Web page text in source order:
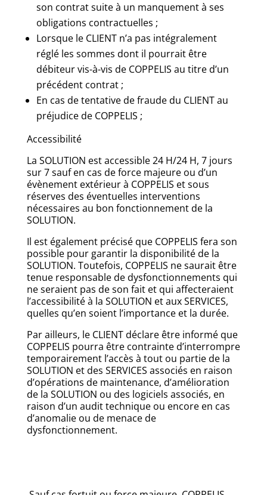
son contrat suite à un manquement à ses
obligations contractuelles ;
Lorsque le CLIENT n’a pas intégralement
réglé les sommes dont il pourrait être
débiteur vis-à-vis de COPPELIS au titre d’un
précédent contrat ;
En cas de tentative de fraude du CLIENT au
préjudice de COPPELIS ;
Accessibilité
La SOLUTION est accessible 24 H/24 H, 7 jours
sur 7 sauf en cas de force majeure ou d’un
évènement extérieur à COPPELIS et sous
réserves des éventuelles interventions
nécessaires au bon fonctionnement de la
SOLUTION.
Il est également précisé que COPPELIS fera son
possible pour garantir la disponibilité de la
SOLUTION. Toutefois, COPPELIS ne saurait être
tenue responsable de dysfonctionnements qui
ne seraient pas de son fait et qui affecteraient
l’accessibilité à la SOLUTION et aux SERVICES,
quelles qu’en soient l’importance et la durée.
Par ailleurs, le CLIENT déclare être informé que
COPPELIS pourra être contrainte d’interrompre
temporairement l’accès à tout ou partie de la
SOLUTION et des SERVICES associés en raison
d’opérations de maintenance, d’amélioration
de la SOLUTION ou des logiciels associés, en
raison d’un audit technique ou encore en cas
d’anomalie ou de menace de
dysfonctionnement.